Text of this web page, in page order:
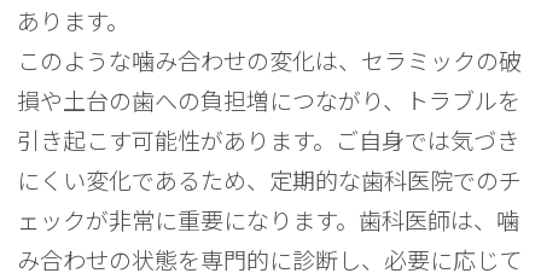
あります。
このような噛み合わせの変化は、セラミックの破
損や土台の歯への負担増につながり、トラブルを
引き起こす可能性があります。ご自身では気づき
にくい変化であるため、定期的な歯科医院でのチ
ェックが非常に重要になります。歯科医師は、噛
み合わせの状態を専門的に診断し、必要に応じて